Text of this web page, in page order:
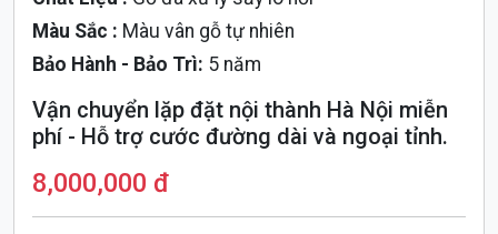
Màu Sắc : Màu vân gỗ tự nhiên
Bảo Hành - Bảo Trì: 5 năm
Vận chuyển lặp đặt nội thành Hà Nội miễn
phí - Hỗ trợ cước đường dài và ngoại tỉnh.
8,000,000 đ